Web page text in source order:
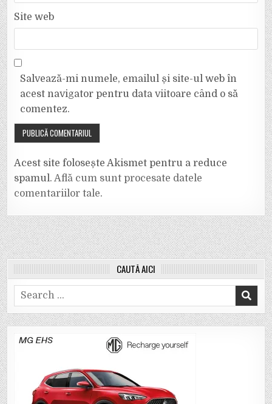
Site web
Salvează-mi numele, emailul și site-ul web în
acest navigator pentru data viitoare când o să
comentez.
Acest site folosește Akismet pentru a reduce
spamul.Află cum sunt procesate datele
comentariilor tale.
CAUTĂ AICI
Search
for: